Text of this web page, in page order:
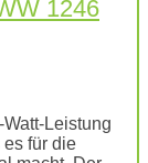
1246
Leistung
für die